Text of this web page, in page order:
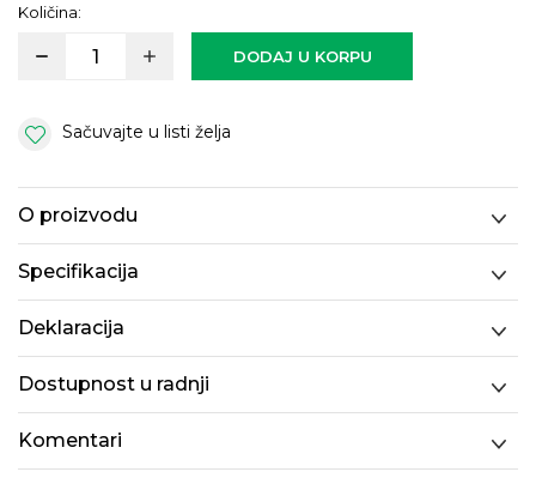
Količina:
DODAJ U KORPU
Sačuvajte u listi želja
O proizvodu
Specifikacija
Deklaracija
Dostupnost u radnji
Komentari